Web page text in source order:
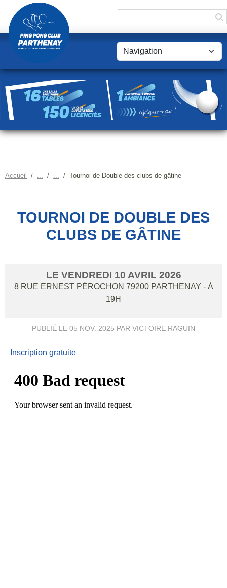
Accueil Tournoi de Double des clubs de gâtine
TOURNOI DE DOUBLE DES
CLUBS DE GÂTINE
LE VENDREDI 10 AVRIL 2026
8 RUE ERNEST PÉROCHON 79200 PARTHENAY - À
19H
PUBLIÉ LE 05 NOV. 2025 PAR VICTOIRE RAGUIN
Inscription gratuite
Panneau de gestion des cookies